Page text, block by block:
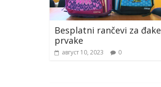
Besplatni rančevi za đake
prvake
август 10, 2023 0